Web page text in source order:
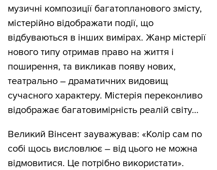
музичні композиції багатопланового змісту,
містерійно відображати події, що
відбуваються в інших вимірах. Жанр містерії
нового типу отримав право на життя і
поширення, та викликав появу нових,
театрально – драматичних видовищ
сучасного характеру. Містерія переконливо
відображає багатовимірність реалій світу…
Великий Вінсент зауважував: «Колір сам по
собі щось висловлює – від цього не можна
відмовитися. Це потрібно використати».